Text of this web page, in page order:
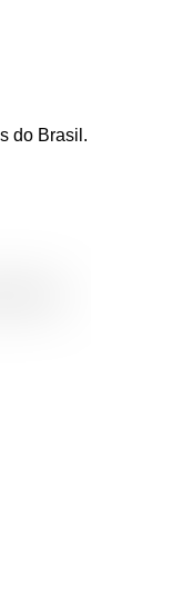
do Brasil.